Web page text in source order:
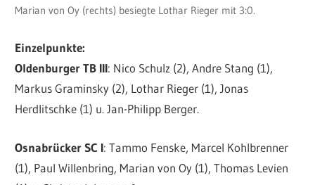
Marian von Oy (rechts) besiegte Lothar Rieger mit 3:0.
Einzelpunkte:
Oldenburger TB III: Nico Schulz (2), Andre Stang (1),
Markus Graminsky (2), Lothar Rieger (1), Jonas
Herdlitschke (1) u. Jan-Philipp Berger.
Osnabrücker SC I: Tammo Fenske, Marcel Kohlbrenner
(1), Paul Willenbring, Marian von Oy (1), Thomas Levien